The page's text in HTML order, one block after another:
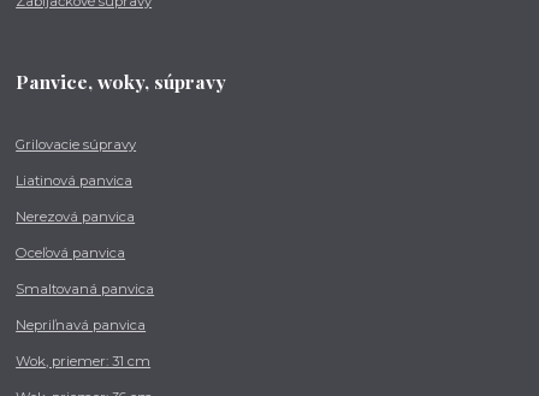
Panvice, woky, súpravy
Grilovacie súpravy
Liatinová panvica
Nerezová panvica
Oceľová panvica
Smaltovaná panvica
Nepriľnavá panvica
Wok, priemer: 31 cm